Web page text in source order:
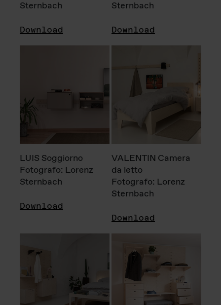
Sternbach
Download
Sternbach
Download
LUIS Soggiorno
Fotografo: Lorenz
Sternbach
Download
VALENTIN Camera
da letto
Fotografo: Lorenz
Sternbach
Download